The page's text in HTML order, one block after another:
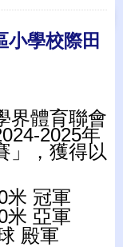
學校際田徑
小學校際田
界體育聯會
2025年
」，獲得以
米 冠軍
米 亞軍
殿軍